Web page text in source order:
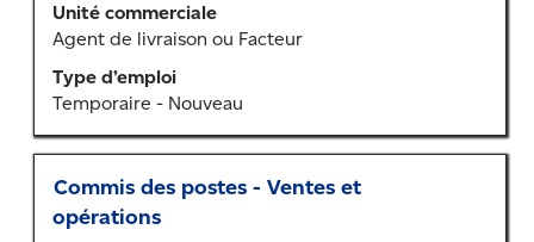
Unité commerciale
Agent de livraison ou Facteur
Type d’emploi
Temporaire - Nouveau
tout
le
contenu
des
renseignements
sur
Titre
Commis des postes - Ventes et
opérations
Sélectionner
au
moyen